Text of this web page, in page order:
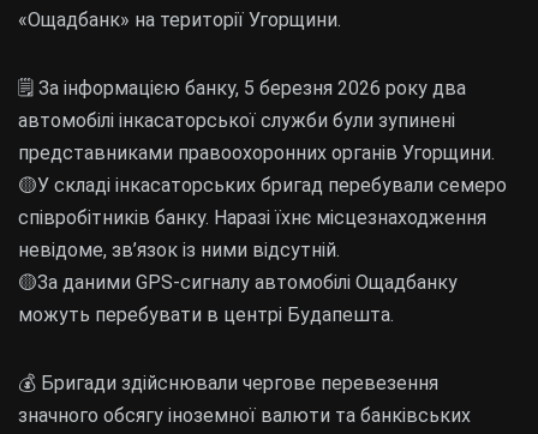
«Ощадбанк» на території Угорщини.
🗒 За інформацією банку, 5 березня 2026 року два
автомобілі інкасаторської служби були зупинені
представниками правоохоронних органів Угорщини.
🟡У складі інкасаторських бригад перебували семеро
співробітників банку. Наразі їхнє місцезнаходження
невідоме, зв’язок із ними відсутній.
🟡За даними GPS-сигналу автомобілі Ощадбанку
можуть перебувати в центрі Будапешта.
💰 Бригади здійснювали чергове перевезення
значного обсягу іноземної валюти та банківських